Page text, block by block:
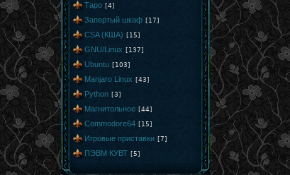
Таро [4]
Запертый шкаф [17]
CSA (КША) [15]
GNU/Linux [137]
Ubuntu [103]
Manjaro Linux [43]
Python [3]
Магнитольное [44]
Commodore64 [15]
Игровые приставки [7]
ПЭВМ КУВТ [5]